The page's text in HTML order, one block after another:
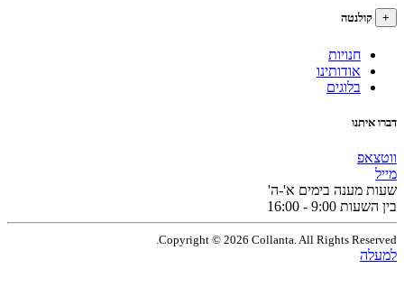
חנויות
אודותינו
בלוגים
מענה בימים א'-ה'
- 16:00
Copyright © 2026 Collanta. All Rights